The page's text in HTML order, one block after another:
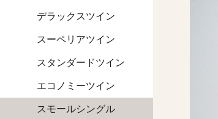
デラックスツイン
スーペリアツイン
スタンダードツイン
エコノミーツイン
スモールシングル